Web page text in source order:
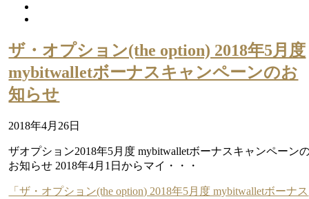
ザ・オプション(the option) 2018年5月度
mybitwalletボーナスキャンペーンのお
知らせ
2018年4月26日
ザオプション2018年5月度 mybitwalletボーナスキャンペーン
お知らせ 2018年4月1日からマイ・・・
「ザ・オプション(the option) 2018年5月度 mybitwalletボーナス